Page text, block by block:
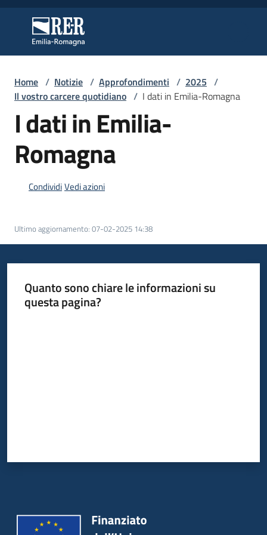
Regione Emilia-Romagna
Regione Emilia-Romagna
Regione
Servizi
Atti
Bandi
Argomenti
Home / Notizie / Approfondimenti / 2025 /
Il vostro carcere quotidiano / I dati in Emilia-Romagna
I dati in Emilia-
Romagna
CondividiVedi azioni
Ultimo aggiornamento: 07-02-2025 14:38
Quanto sono chiare le informazioni su
questa pagina?